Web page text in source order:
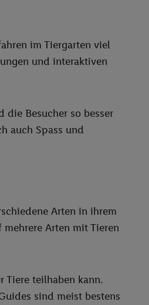
im Tiergarten viel
und interaktiven
die Besucher so besser
auch Spass und
Arten in ihrem
Arten mit Tieren
Tiere teilhaben kann.
sind meist bestens